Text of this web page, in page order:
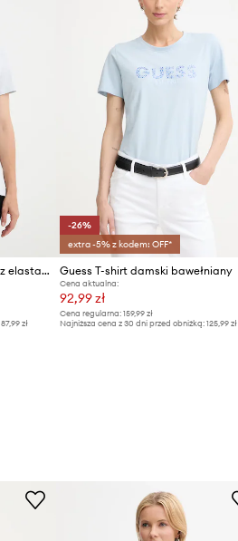
Guess damska bawełniana z elastanem BRIANA
87,99 zł
-26%
extra -5% z kodem: OFF*
Guess T-shirt damski bawełniany
Cena aktualna:
92,99 zł
Cena regularna: 159,99 zł
Najniższa cena z 30 dni przed obniżką: 125,99 zł